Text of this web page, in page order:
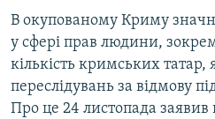
пошуку
ІНТЕРВ'Ю
ВСЕ ЗА ДЕНЬ
СПЕЦПРОЕКТИ
В окупованому Криму
у сфері прав людини,
кількість кримських татар,
переслідувань за відмову
Про це 24 листопада